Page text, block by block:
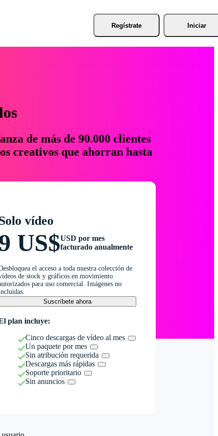
Regístrate Iniciar
de más de 90.000 clientes
creativos que ahorran hasta
vídeo
US$USD por mes
facturado anualmente
el acceso a toda nuestra colección de
de stock y gráficos en movimiento
para uso comercial. Imágenes no
Suscríbete ahora
plan incluye:
Cinco descargas de vídeo al mes
Un paquete por mes
Sin atribución requerida
Descargas más rápidas
Soporte prioritario
Sin anuncios